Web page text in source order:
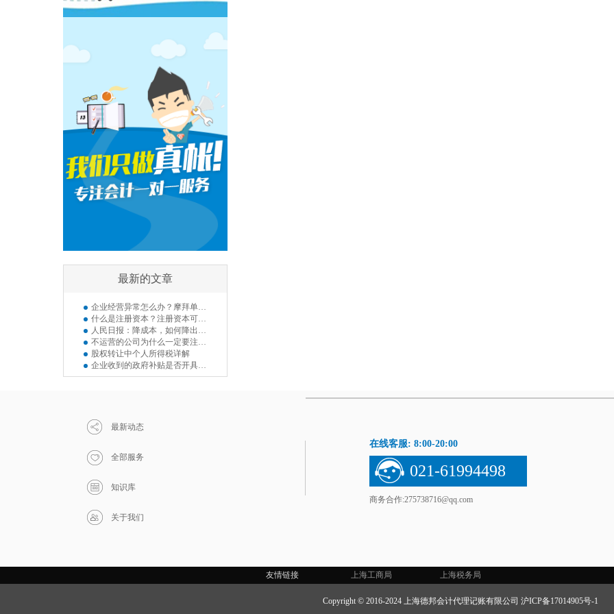
最新的文章
企业经营异常怎么办？摩拜单车陷入经营异常名单
什么是注册资本？注册资本可以使用吗？
人民日报：降成本，如何降出企业活力？
不运营的公司为什么一定要注销？
股权转让中个人所得税详解
企业收到的政府补贴是否开具增值税发票？
最新动态
全部服务
知识库
关于我们
在线客服: 8:00-20:00
021-61994498
商务合作:275738716@qq.com
友情链接 上海工商局 上海税务局
Copyright © 2016-2024 上海德邦会计代理记账有限公司 沪ICP备17014905号-1